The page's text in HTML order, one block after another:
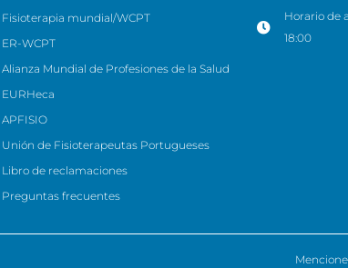
Fisioterapia mundial/WCPT
ER-WCPT
Alianza Mundial de Profesiones de la Salud
EURHeca
APFISIO
Unión de Fisioterapeutas Portugueses
Libro de reclamaciones
Preguntas frecuentes
Horario de
18:00